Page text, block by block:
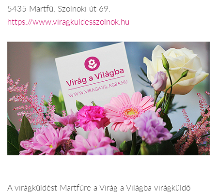
5435 Martfű, Szolnoki út 69.
https://www.viragkuldesszolnok.hu
A virágküldést Martfűre a Virág a Világba virágküldő